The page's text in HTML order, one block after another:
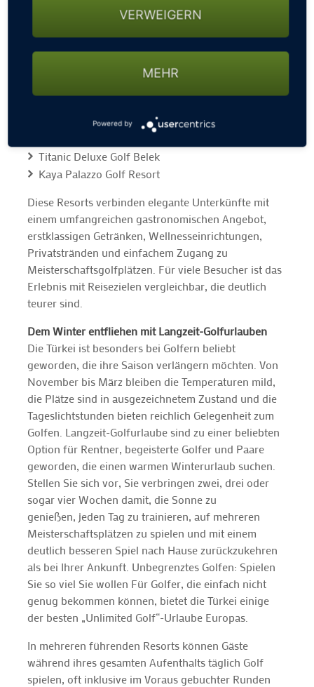
Luxusresorts übernachten, wie zum Beispiel:
Cullinan Belek
Cornelia Diamond Golf Resort & Spa
Titanic Deluxe Golf Belek
Kaya Palazzo Golf Resort
Diese Resorts verbinden elegante Unterkünfte mit
einem umfangreichen gastronomischen Angebot,
erstklassigen Getränken, Wellnesseinrichtungen,
Privatstränden und einfachem Zugang zu
Meisterschaftsgolfplätzen. Für viele Besucher ist das
Erlebnis mit Reisezielen vergleichbar, die deutlich
teurer sind.
Dem Winter entfliehen mit Langzeit-Golfurlauben
Die Türkei ist besonders bei Golfern beliebt
geworden, die ihre Saison verlängern möchten. Von
November bis März bleiben die Temperaturen mild,
die Plätze sind in ausgezeichnetem Zustand und die
Tageslichtstunden bieten reichlich Gelegenheit zum
Golfen. Langzeit-Golfurlaube sind zu einer beliebten
Option für Rentner, begeisterte Golfer und Paare
geworden, die einen warmen Winterurlaub suchen.
Stellen Sie sich vor, Sie verbringen zwei, drei oder
sogar vier Wochen damit, die Sonne zu
genießen, jeden Tag zu trainieren, auf mehreren
Meisterschaftsplätzen zu spielen und mit einem
deutlich besseren Spiel nach Hause zurückzukehren
als bei Ihrer Ankunft. Unbegrenztes Golfen: Spielen
Sie so viel Sie wollen Für Golfer, die einfach nicht
genug bekommen können, bietet die Türkei einige
der besten „Unlimited Golf“-Urlaube Europas.
In mehreren führenden Resorts können Gäste
während ihres gesamten Aufenthalts täglich Golf
spielen, oft inklusive im Voraus gebuchter Runden
VERWEIGERN
MEHR
Powered by